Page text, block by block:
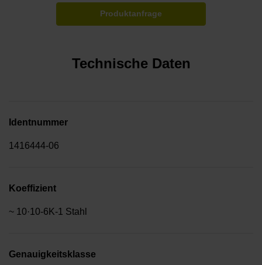
Produktanfrage
Technische Daten
Identnummer
1416444-06
Koeffizient
~ 10·10-6K-1 Stahl
Genauigkeitsklasse